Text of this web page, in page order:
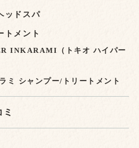
ッドスパ
トメント
INKARAMI（トキオ ハイパー
ミ シャンプー/トリートメント